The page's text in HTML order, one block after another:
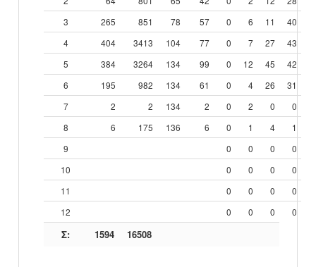
3
265 851 78 57 0 6 11
40
4
404 3413 104 77 0 7 27
43
5
384 3264 134 99 0 12 45
42
6
195 982 134 61 0 4 26
31
7
2 2 134 2 0 2 0
0
8
6 175 136 6 0 1 4
1
9
0 0 0
0
10
0 0 0
0
11
0 0 0
0
12
0 0 0 0
Σ: 1594 16508